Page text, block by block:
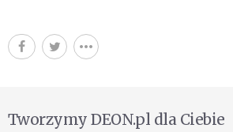
Tworzymy DEON.pl dla Ciebie